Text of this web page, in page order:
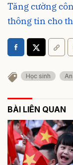
Tăng cường
thông tin cho
Học sinh
BÀI LIÊN QUAN